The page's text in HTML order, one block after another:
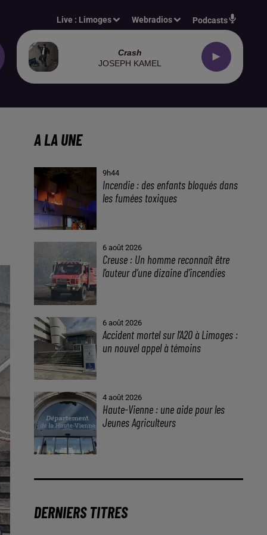
Live : Limoges Webradios Podcasts
Crash
JOSEPH KAMEL
A LA UNE
9h44
Incendie : des enfants bloqués dans
les fumées toxiques
6 août 2026
Creuse : Un homme reconnaît être
l’auteur d’une dizaine d’incendies
6 août 2026
Accident mortel sur l’A20 à Limoges :
un nouvel appel à témoins
4 août 2026
Haute-Vienne : une aide pour les
Jeunes Agriculteurs
DERNIERS TITRES